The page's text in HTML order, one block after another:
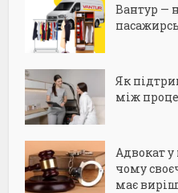
Вантур —
Як
між
Адвокат
чому
має